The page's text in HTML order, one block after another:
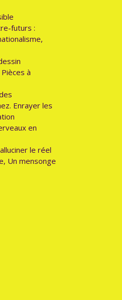
futurs :
à
Enrayer les
en
le réel
Un mensonge